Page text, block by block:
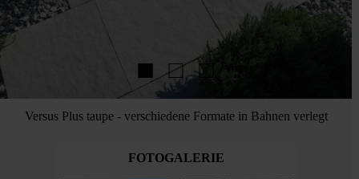
Versus Plus taupe - verschiedene Formate in Bahnen verlegt
FOTOGALERIE